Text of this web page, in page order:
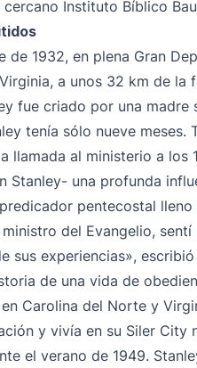
Instituto Bíblico
1932, en plena Gran
a unos 32 km de la
fue criado por una madre
tenía sólo nueve meses.
llamada al ministerio a los
Stanley- una profunda
pentecostal
del Evangelio,
sus experiencias»,
de una vida de
Carolina del Norte y
y vivía en su Siler City
el verano de 1949.